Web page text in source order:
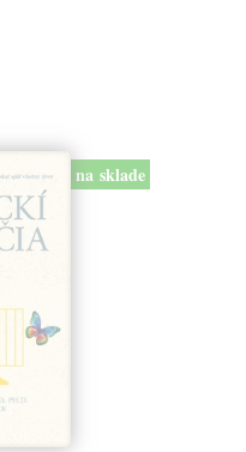
na sklade